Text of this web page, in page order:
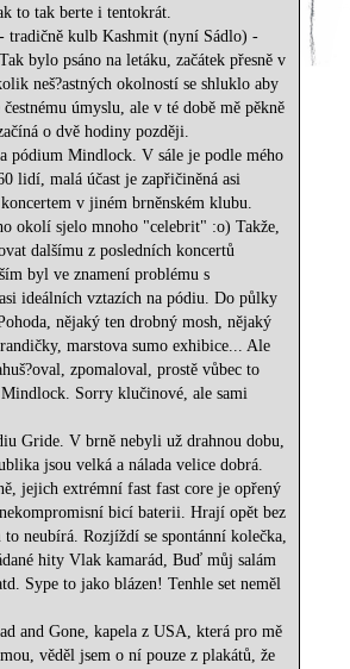
to tak berte i tentokrát.
tradičně kulb Kashmit (nyní Sádlo) -
bylo psáno na letáku, začátek přesně v
neš?astných okolností se shluklo aby
úmyslu, ale v té době mě pěkně
o dvě hodiny později.
pódium Mindlock. V sále je podle mého
lidí, malá účast je zapřičiněná asi
v jiném brněnském klubu.
okolí sjelo mnoho "celebrit" :o) Takže,
dalšímu z posledních koncertů
byl ve znamení problému s
ideálních vztazích na pódiu. Do půlky
nějaký ten drobný mosh, nějaký
marstova sumo exhibice... Ale
zpomaloval, prostě vůbec to
Sorry klučinové, ale sami
Gride. V brně nebyli už drahnou dobu,
jsou velká a nálada velice dobrá.
jejich extrémní fast fast core je opřený
bicí baterii. Hrají opět bez
neubírá. Rozjíždí se spontánní kolečka,
hity Vlak kamarád, Buď můj salám
Sype to jako blázen! Tenhle set neměl
and Gone, kapela z USA, která pro mě
věděl jsem o ní pouze z plakátů, že